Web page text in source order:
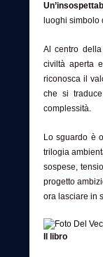
luoghi simbolo
Al centro
civiltà aperta
riconosca il
che si
complessità.
Lo sguardo è
trilogia
sospese,
progetto
ora lasciare in
Il libro